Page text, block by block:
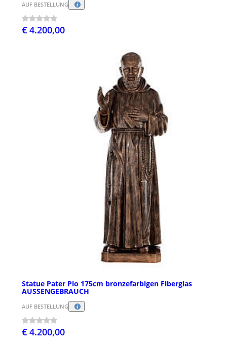
AUF BESTELLUNG
€ 4.200,00
Statue Pater Pio 175cm bronzefarbigen Fiberglas
AUSSENGEBRAUCH
AUF BESTELLUNG
€ 4.200,00